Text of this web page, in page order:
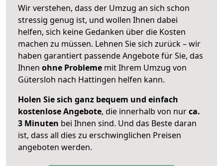
Wir verstehen, dass der Umzug an sich schon
stressig genug ist, und wollen Ihnen dabei
helfen, sich keine Gedanken über die Kosten
machen zu müssen. Lehnen Sie sich zurück – wir
haben garantiert passende Angebote für Sie, das
Ihnen ohne Probleme mit Ihrem Umzug von
Gütersloh nach Hattingen helfen kann.
Holen Sie sich ganz bequem und einfach
kostenlose Angebote, die innerhalb von nurca.
3 Minuten bei Ihnen sind. Und das Beste daran
ist, dass all dies zu erschwinglichen Preisen
angeboten werden.